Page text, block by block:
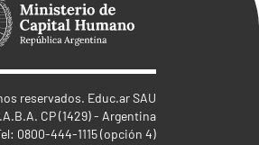
reservados. Educ.ar SAU
CP (1429) - Argentina
0800-444-1115 (opción 4)